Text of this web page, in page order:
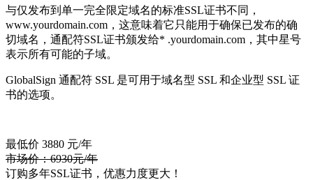
与仅发布到单一完全限定域名的标准SSL证书不同，
www.yourdomain.com，这意味着它只能用于确保已发布的确
切域名，通配符SSL证书颁发给* .yourdomain.com，其中星号
表示所有可能的子域。
GlobalSign 通配符 SSL 是可用于域名型 SSL 和企业型 SSL 证
书的选项。
最低价 3880 元/年
市场价：6930元/年
订购多年SSL证书，优惠力度更大！